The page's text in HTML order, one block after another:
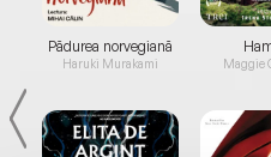
Pădurea norvegiană
Haruki Murakami Maggie